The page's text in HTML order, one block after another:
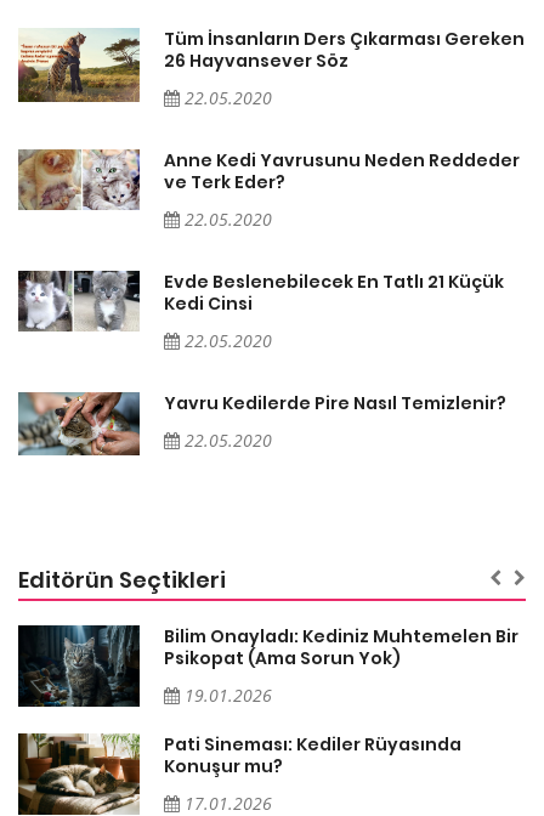
Tüm İnsanların Ders Çıkarması Gereken
26 Hayvansever Söz
22.05.2020
Anne Kedi Yavrusunu Neden Reddeder
ve Terk Eder?
22.05.2020
Evde Beslenebilecek En Tatlı 21 Küçük
Kedi Cinsi
22.05.2020
Yavru Kedilerde Pire Nasıl Temizlenir?
22.05.2020
Editörün Seçtikleri
Bilim Onayladı: Kediniz Muhtemelen Bir
Psikopat (Ama Sorun Yok)
19.01.2026
Pati Sineması: Kediler Rüyasında
Konuşur mu?
17.01.2026